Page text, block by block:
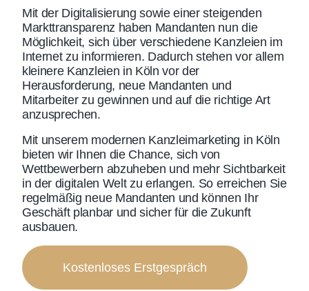
Mit der Digitalisierung sowie einer steigenden
Markttransparenz haben Mandanten nun die
Möglichkeit, sich über verschiedene Kanzleien im
Internet zu informieren. Dadurch stehen vor allem
kleinere Kanzleien in Köln vor der
Herausforderung, neue Mandanten und
Mitarbeiter zu gewinnen und auf die richtige Art
anzusprechen.
Mit unserem modernen Kanzleimarketing in Köln
bieten wir Ihnen die Chance, sich von
Wettbewerbern abzuheben und mehr Sichtbarkeit
in der digitalen Welt zu erlangen. So erreichen Sie
regelmäßig neue Mandanten und können Ihr
Geschäft planbar und sicher für die Zukunft
ausbauen.
Kostenloses Erstgespräch